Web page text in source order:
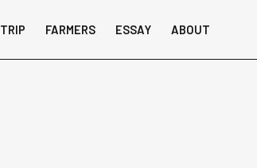
TRIP FARMERS ESSAY ABOUT